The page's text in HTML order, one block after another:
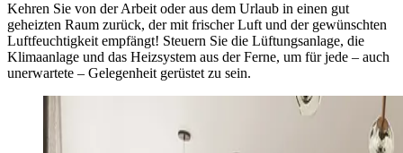
Kehren Sie von der Arbeit oder aus dem Urlaub in einen gut
geheizten Raum zurück, der mit frischer Luft und der gewünschten
Luftfeuchtigkeit empfängt! Steuern Sie die Lüftungsanlage, die
Klimaanlage und das Heizsystem aus der Ferne, um für jede – auch
unerwartete – Gelegenheit gerüstet zu sein.